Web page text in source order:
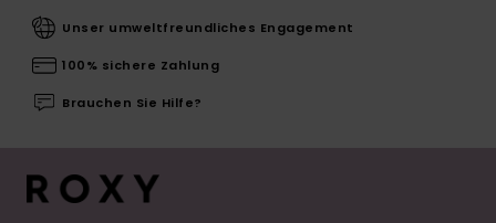
Unser umweltfreundliches Engagement
100% sichere Zahlung
Brauchen Sie Hilfe?